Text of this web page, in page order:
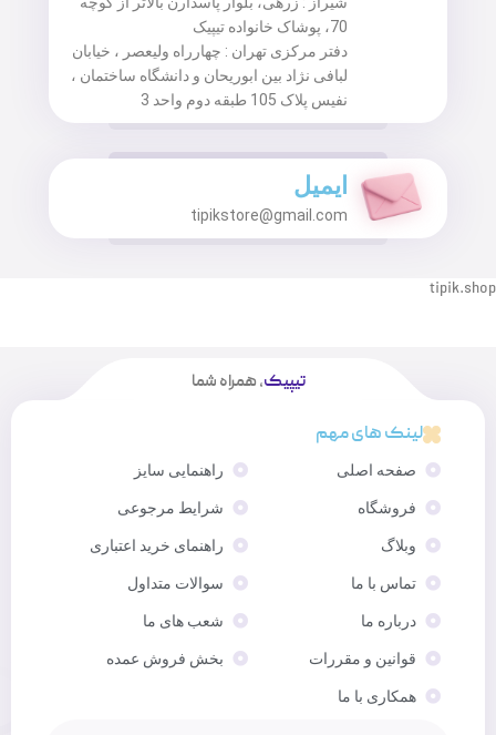
70، پوشاک خانواده تیپیک
دفتر مرکزی تهران : چهارراه ولیعصر ، خیابان
لبافی نژاد بین ابوریحان و دانشگاه ساختمان ،
نفیس پلاک 105 طبقه دوم واحد 3
ایمیل
tipikstore@gmail.com
tipik.shop
تیپیک، همراه شما
لینک های مهم
صفحه اصلی
فروشگاه
وبلاگ
تماس با ما
درباره ما
قوانین و مقررات
همکاری با ما
راهنمایی سایز
شرایط مرجوعی
راهنمای خرید اعتباری
سوالات متداول
شعب های ما
بخش فروش عمده